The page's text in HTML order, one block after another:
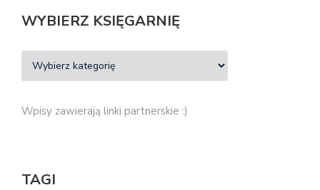
WYBIERZ KSIĘGARNIĘ
Wpisy zawierają linki partnerskie :)
TAGI